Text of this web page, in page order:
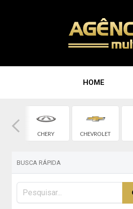
HOME
CHERY
CHEVROLET
BUSCA RÁPIDA